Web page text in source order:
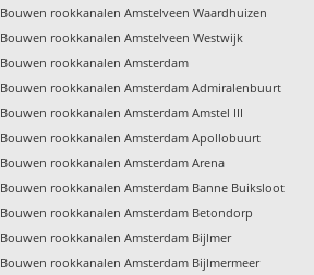
Bouwen rookkanalen Amstelveen Waardhuizen
Bouwen rookkanalen Amstelveen Westwijk
Bouwen rookkanalen Amsterdam
Bouwen rookkanalen Amsterdam Admiralenbuurt
Bouwen rookkanalen Amsterdam Amstel III
Bouwen rookkanalen Amsterdam Apollobuurt
Bouwen rookkanalen Amsterdam Arena
Bouwen rookkanalen Amsterdam Banne Buiksloot
Bouwen rookkanalen Amsterdam Betondorp
Bouwen rookkanalen Amsterdam Bijlmer
Bouwen rookkanalen Amsterdam Bijlmermeer